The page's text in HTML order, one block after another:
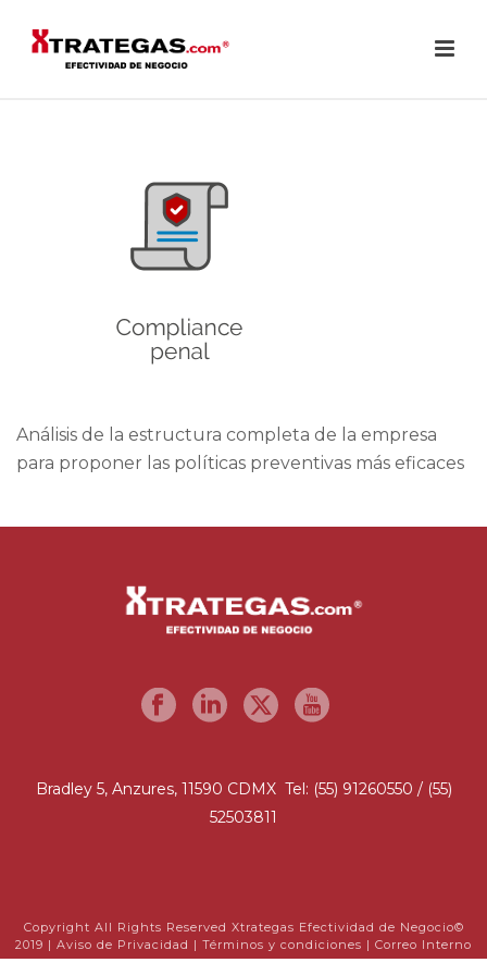
Análisis de la estructura completa de la empresa
para proponer las políticas preventivas más eficaces
Bradley 5, Anzures, 11590 CDMX Tel: (55) 91260550 / (55)
52503811
Copyright All Rights Reserved Xtrategas Efectividad de Negocio©
2019 | Aviso de Privacidad | Términos y condiciones | Correo Interno